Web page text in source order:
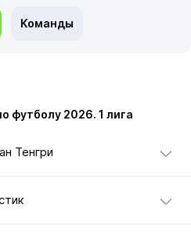
Команды
футболу 2026. 1 лига
Тенгри